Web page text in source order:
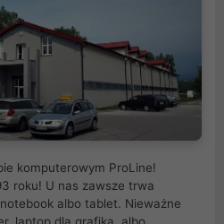
komputerowym ProLine!
roku! U nas zawsze trwa
albo tablet. Nieważne